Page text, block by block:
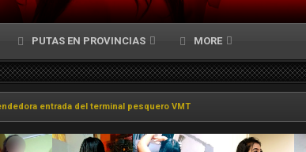
PUTAS EN PROVINCIAS MORE
entrada del terminal pesquero VMT